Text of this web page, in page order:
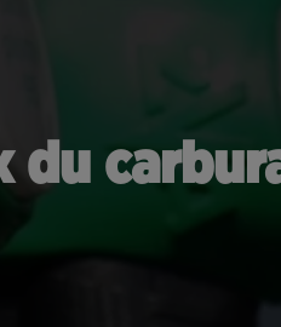
du